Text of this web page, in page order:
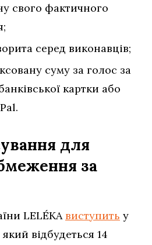
свого фактичного
серед виконавців;
суму за голос за
картки або
для
за
LELÉKA виступить у
відбудеться 14